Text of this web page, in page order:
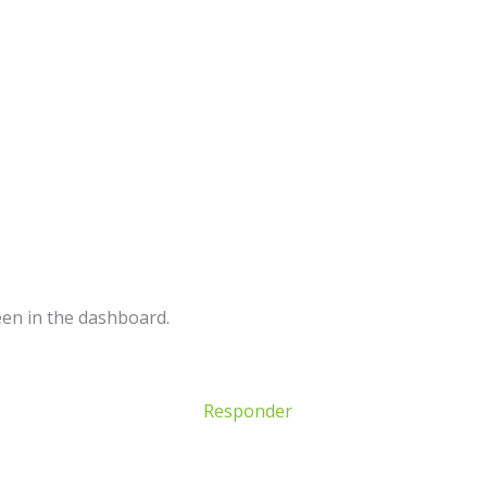
in the dashboard.
Responder